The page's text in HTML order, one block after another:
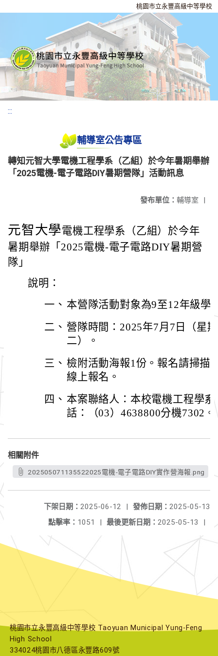
桃園市立永豐高級中等學校
:::
輔導室公告專區
轉知元智大學電機工程學系（乙組）於今年暑期舉辦
「2025電機-電子電路DIY暑期營隊」活動訊息
發布單位： 輔導室 |
元智大學電機工程學系（乙組）於今年
暑期舉辦「2025電機-電子電路DIY暑期營
隊」
說明：
一、 本營隊活動對象為9至12年級學
二、 營隊時間：2025年7月7日（星
二）。
三、 檢附活動海報1份。報名請掃描
線上報名。
四、 本案聯絡人：本校電機工程學
話：（03）4638800分機7302。
相關附件
202505071135522025電機-電子電路DIY實作營海報.png
發佈日期： 2025-05-13
下架日期： 2025-06-12
|
最後更新日期： 2025-05-13 |
點擊率： 1051 |
桃園市立永豐高級中等學校 Taoyuan Municipal Yung-Feng
High School
334024桃園市八德區永豐路609號